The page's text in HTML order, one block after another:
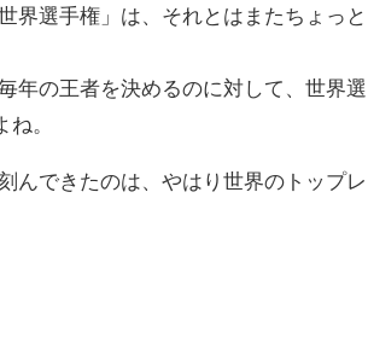
界選手権」は、それとはまたちょっと
年の王者を決めるのに対して、世界選
。
んできたのは、やはり世界のトップレ